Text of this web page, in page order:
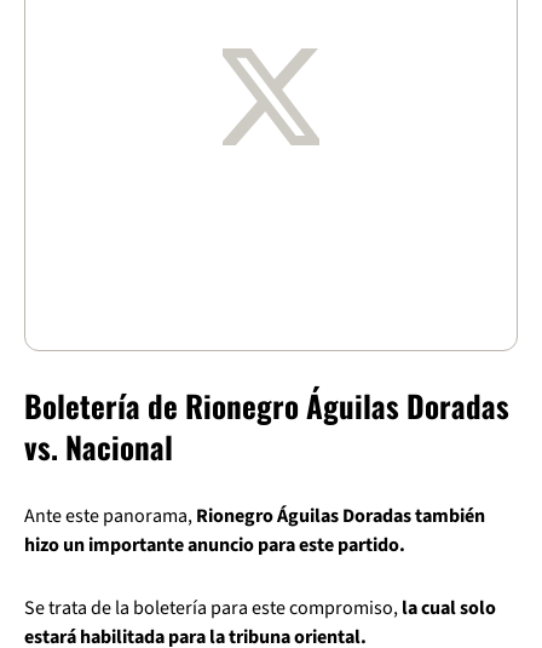
Boletería de Rionegro Águilas Doradas
vs. Nacional
Ante este panorama,Rionegro Águilas Doradas también
hizo un importante anuncio para este partido.
Se trata de la boletería para este compromiso,la cual solo
estará habilitada para la tribuna oriental.